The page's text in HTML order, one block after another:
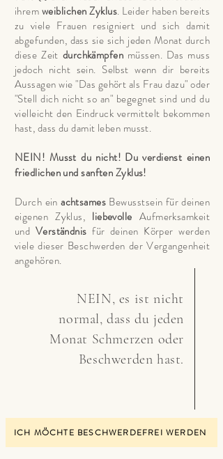
ihremweiblichen Zyklus. Leider haben bereits
zu viele Frauen resigniert und sich damit
abgefunden, dass sie sich jeden Monat durch
diese Zeit durchkämpfen müssen. Das muss
jedoch nicht sein. Selbst wenn dir bereits
Aussagen wie "Das gehört als Frau dazu" oder
"Stell dich nicht so an" begegnet sind und du
vielleicht den Eindruck vermittelt bekommen
hast, dass du damit leben musst.
NEIN! Musst du nicht! Du verdienst einen
friedlichen und sanften Zyklus!
Durch einachtsames Bewusstsein für deinen
eigenen Zyklus, liebevolle Aufmerksamkeit
und Verständnisfür deinen Körper werden
viele dieser Beschwerden der Vergangenheit
angehören.
NEIN, es ist nicht
normal, dass du jeden
Monat Schmerzen oder
Beschwerden hast.
ICH MÖCHTE BESCHWERDEFREI WERDEN